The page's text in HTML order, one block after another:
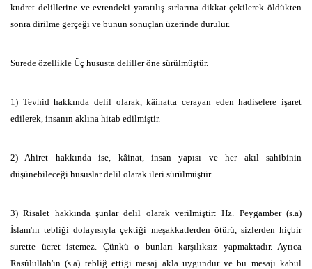
kudret delillerine ve evrendeki yaratılış sırlarına dikkat çekilerek öldükten
sonra dirilme gerçeği ve bunun sonuçlan üzerinde durulur.
Surede özellikle Üç hususta deliller öne sürülmüştür.
1) Tevhid hakkında delil olarak, kâinatta cerayan eden hadiselere işaret
edilerek, insanın aklına hitab edilmiştir.
2) Ahiret hakkında ise, kâinat, insan yapısı ve her akıl sahibinin
düşünebileceği hususlar delil olarak ileri sürülmüştür.
3) Risalet hakkında şunlar delil olarak verilmiştir: Hz. Peygamber (s.a)
İslam'ın tebliği dolayısıyla çektiği meşakkatlerden ötürü, sizlerden hiçbir
surette ücret istemez. Çünkü o bunları karşılıksız yapmaktadır. Ayrıca
Rasûlullah'ın (s.a) tebliğ ettiği mesaj akla uygundur ve bu mesajı kabul